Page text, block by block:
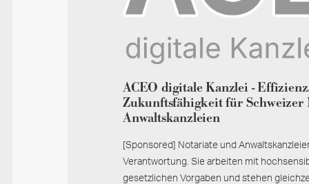
ACEO digitale Kanzlei -
Zukunftsfähigkeit für Schweizer
Anwaltskanzleien
[Sponsored] Notariate und
Verantwortung. Sie arbeiten mit
gesetzlichen Vorgaben und stehen